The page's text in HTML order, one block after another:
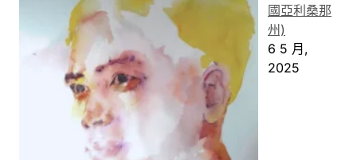
國亞利桑那
州)
6 5 月,
2025